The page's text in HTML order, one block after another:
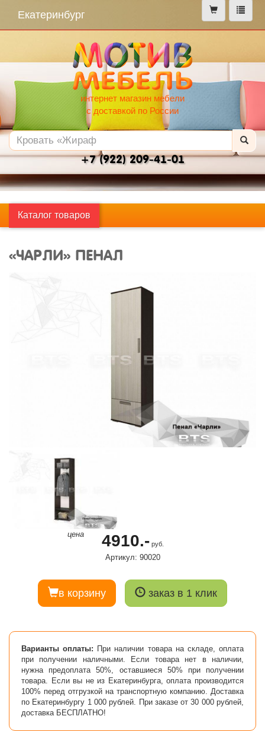
меню
Екатеринбург
интернет магазин мебели
с доставкой по России
+7 (922) 209-41-01
Каталог товаров
«ЧАРЛИ» ПЕНАЛ
цена 4910.-руб.
Артикул: 90020
в корзину заказ в 1 клик
Варианты оплаты: При наличии товара на складе, оплата
при получении наличными. Если товара нет в наличии,
нужна предоплата 50%, оставшиеся 50% при получении
товара. Если вы не из Екатеринбурга, оплата производится
100% перед отгрузкой на транспортную компанию. Доставка
по Екатеринбургу 1 000 рублей. При заказе от 30 000 рублей,
доставка БЕСПЛАТНО!